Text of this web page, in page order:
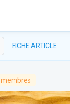
FICHE ARTICLE
membres